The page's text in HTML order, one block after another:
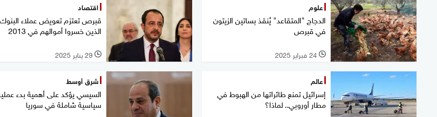
علوم
الدجاج "المتقاعد" يُنقذ بساتين الزيتون
في قبرص
l 24 فبراير 2025
اقتصاد
قبرص تعتزم تعويض عملاء البنوك
الذين خسروا أموالهم في 2013
l 29 يناير 2025
عالم
إسرائيل تمنع طائراتها من الهبوط في
مطار أوروبي.. لماذا؟
شرق أوسط
السيسي يؤكد على أهمية بدء
سياسية شاملة في سوريا